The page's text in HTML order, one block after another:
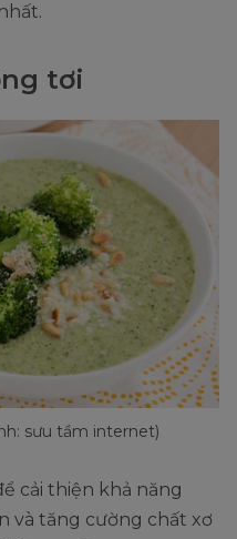
tơi
sưu tầm internet)
cải thiện khả năng
và tăng cường chất xơ